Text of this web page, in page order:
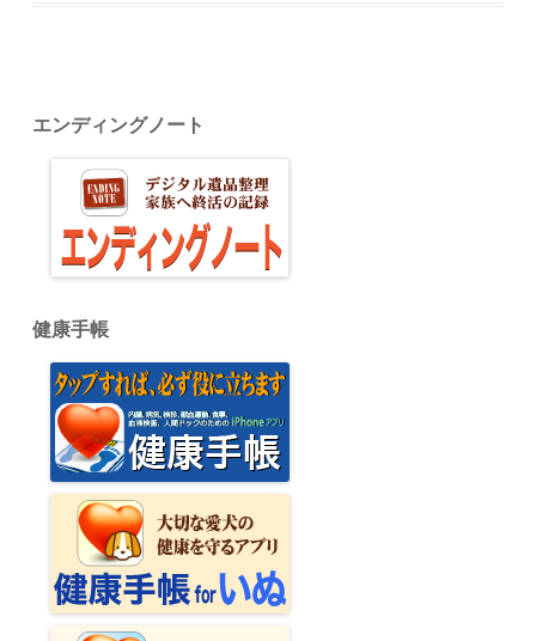
エンディングノート
健康手帳